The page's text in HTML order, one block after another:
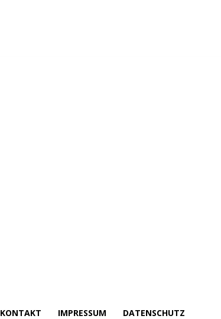
KONTAKT IMPRESSUM DATENSCHUTZ